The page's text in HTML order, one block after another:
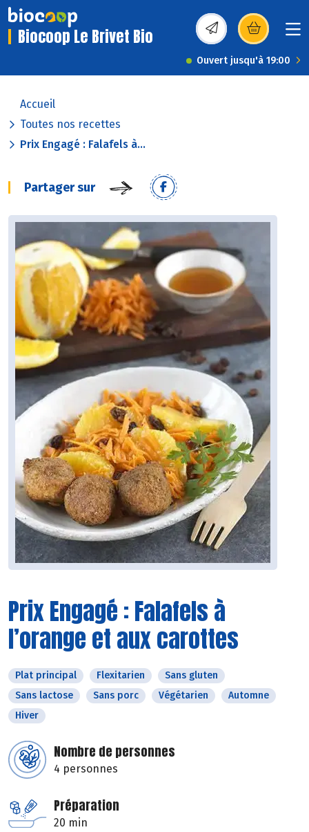
Biocoop Le Brivet Bio (s’ouvre dans une
Ouvert jusqu'à 19:00
Accueil
Toutes nos recettes
Prix Engagé : Falafels à...
Partager sur
Prix Engagé : Falafels à
l’orange et aux carottes
Plat principal Flexitarien
Sans gluten
Sans lactose
Sans porc Végétarien
Automne
Hiver
Nombre de personnes
4 personnes
Préparation
20 min